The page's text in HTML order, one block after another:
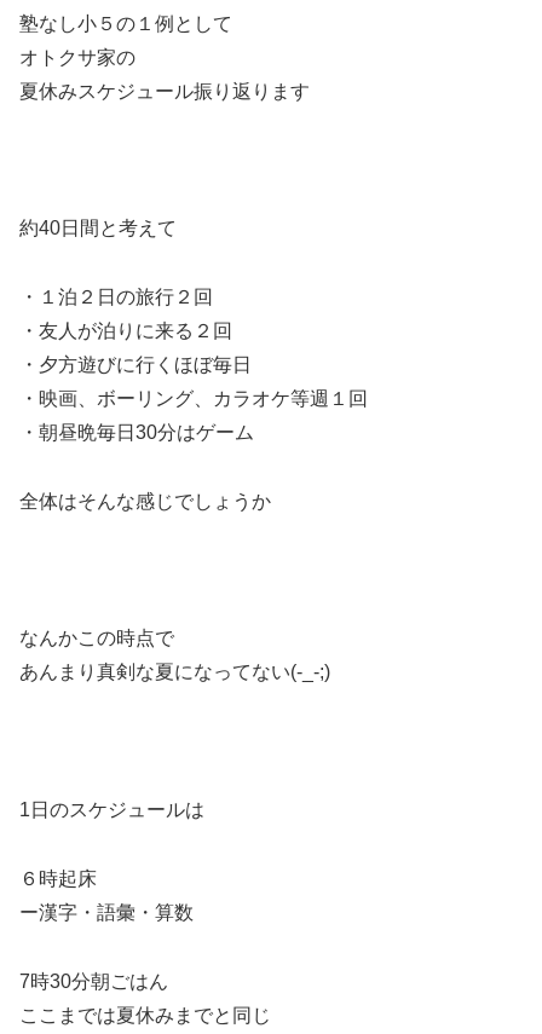
塾なし小５の１例として
オトクサ家の
夏休みスケジュール振り返ります
約40日間と考えて
・１泊２日の旅行２回
・友人が泊りに来る２回
・夕方遊びに行くほぼ毎日
・映画、ボーリング、カラオケ等週１回
・朝昼晩毎日30分はゲーム
全体はそんな感じでしょうか
なんかこの時点で
あんまり真剣な夏になってない(-_-;)
1日のスケジュールは
６時起床
ー漢字・語彙・算数
7時30分朝ごはん
ここまでは夏休みまでと同じ